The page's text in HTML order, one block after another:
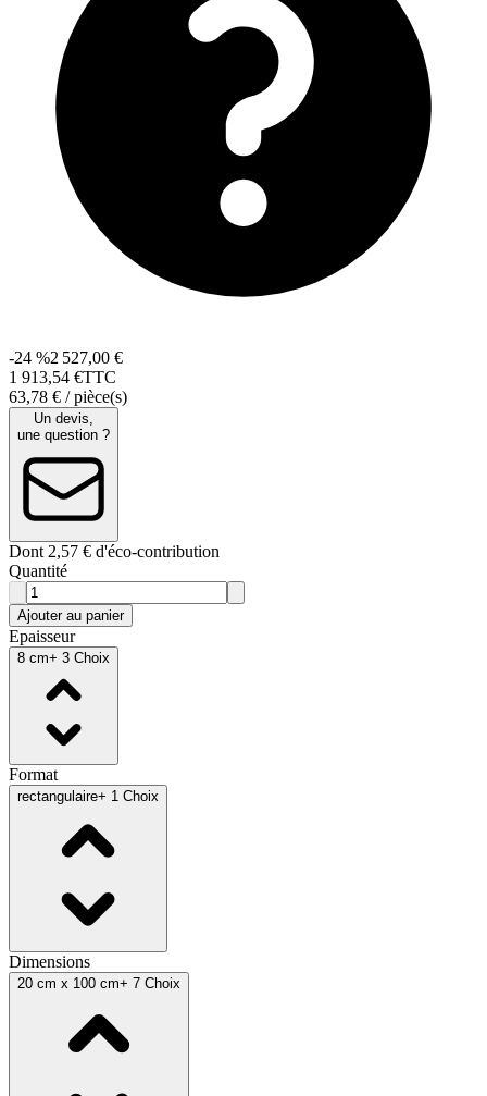
-24 %2 527,00 €
1 913,54 €TTC
63,78 € / pièce(s)
Un devis,
une question ?
Dont 2,57 € d'éco-contribution
Quantité
Ajouter au panier
Epaisseur
8 cm+ 3 Choix
Format
rectangulaire+ 1 Choix
Dimensions
20 cm x 100 cm+ 7 Choix